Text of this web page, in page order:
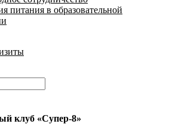
питания в образовательной
клуб «Супер-8»